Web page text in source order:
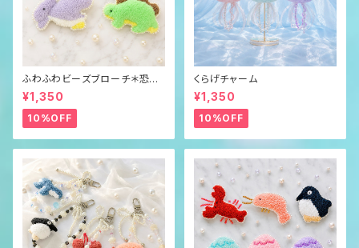
ふわふわビーズブローチ＊恐
竜？＊
¥1,350
10%OFF
くらげチャーム
¥1,350
10%OFF